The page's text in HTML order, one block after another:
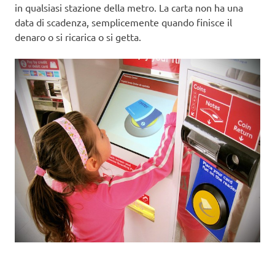
in qualsiasi stazione della metro. La carta non ha una
data di scadenza, semplicemente quando finisce il
denaro o si ricarica o si getta.